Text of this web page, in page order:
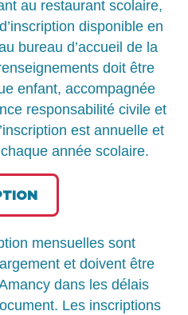
au restaurant scolaire,
disponible en
bureau d’accueil de la
doit être
enfant, accompagnée
responsabilité civile et
est annuelle et
année scolaire.
mensuelles sont
et doivent être
dans les délais
Les inscriptions